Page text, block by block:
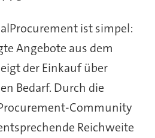
ist simpel:
Angebote aus dem
der Einkauf über
Bedarf. Durch die
Community
Reichweite